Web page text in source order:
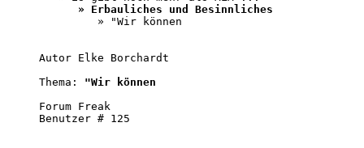
» Erbauliches und Besinnliches
         » "Wir können
Autor Elke Borchardt
Thema: "Wir können
Forum Freak
Benutzer # 125